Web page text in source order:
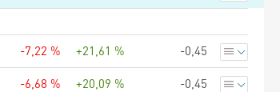
-7,22 % +21,61 % -0,45
-6,68 % +20,09 % -0,45